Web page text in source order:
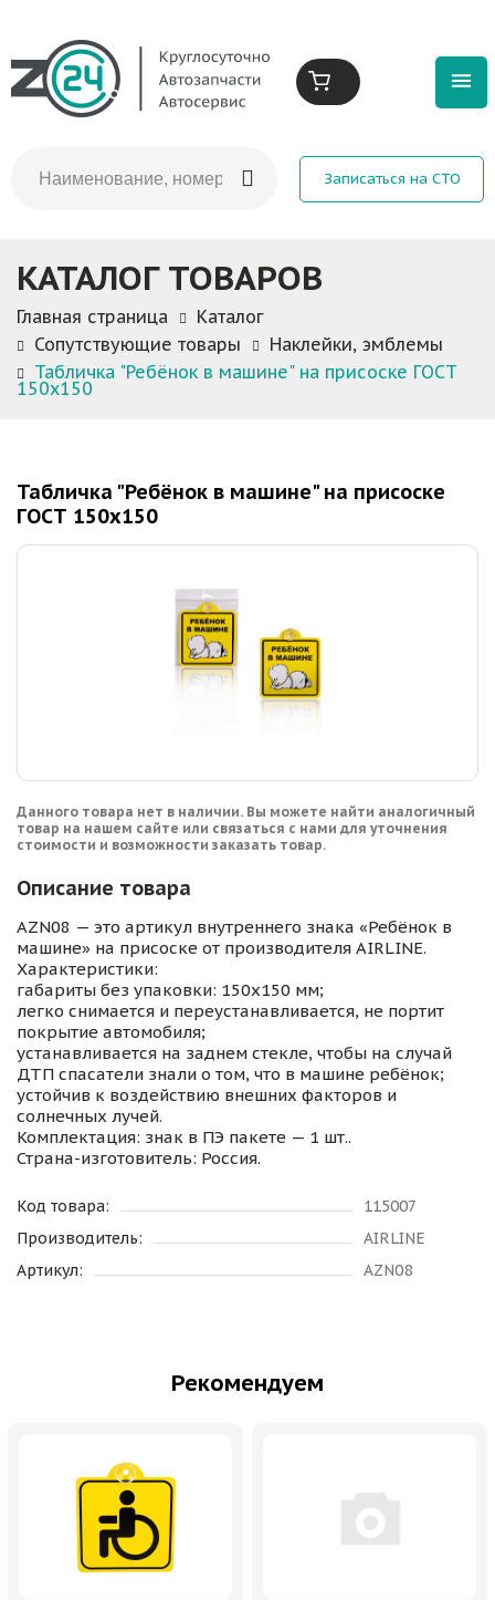
Записаться на СТО
КАТАЛОГ ТОВАРОВ
Главная страница
Каталог
Сопутствующие товары
Наклейки, эмблемы
Табличка "Ребёнок в машине" на присоске ГОСТ
150х150
Табличка "Ребёнок в машине" на присоске
ГОСТ 150х150
Данного товара нет в наличии. Вы можете найти аналогичный
товар на нашем сайте или связаться с нами для уточнения
стоимости и возможности заказать товар.
Описание товара
AZN08 — это артикул внутреннего знака «Ребёнок в
машине» на присоске от производителя AIRLINE.
Характеристики:
габариты без упаковки: 150х150 мм;
легко снимается и переустанавливается, не портит
покрытие автомобиля;
устанавливается на заднем стекле, чтобы на случай
ДТП спасатели знали о том, что в машине ребёнок;
устойчив к воздействию внешних факторов и
солнечных лучей.
Комплектация: знак в ПЭ пакете — 1 шт..
Страна-изготовитель: Россия.
Код товара:
115007
Производитель:
AIRLINE
Артикул:
AZN08
Рекомендуем